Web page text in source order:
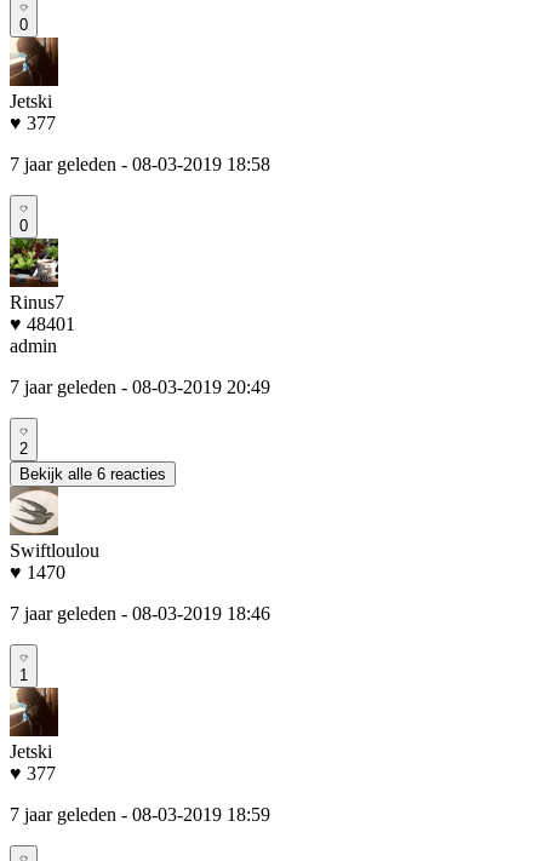
0
Jetski
♥ 377
7 jaar geleden - 08-03-2019 18:58
0
Rinus7
♥ 48401
admin
7 jaar geleden - 08-03-2019 20:49
2
Bekijk alle 6 reacties
Swiftloulou
♥ 1470
7 jaar geleden - 08-03-2019 18:46
1
Jetski
♥ 377
7 jaar geleden - 08-03-2019 18:59